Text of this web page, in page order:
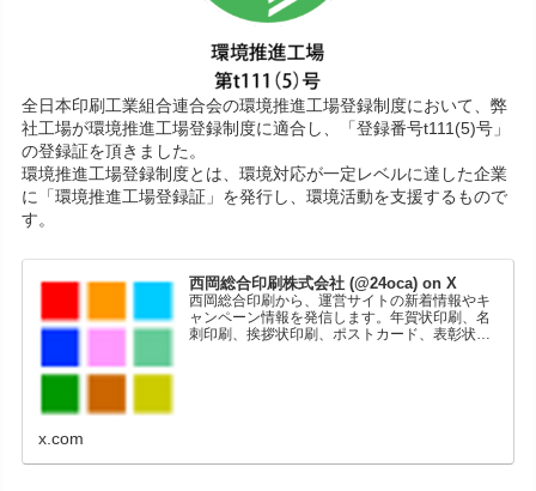
全日本印刷工業組合連合会の環境推進工場登録制度において、弊
社工場が環境推進工場登録制度に適合し、「登録番号t111(5)号」
の登録証を頂きました。
環境推進工場登録制度とは、環境対応が一定レベルに達した企業
に「環境推進工場登録証」を発行し、環境活動を支援するもので
す。
西岡総合印刷株式会社 (@24oca) on X
西岡総合印刷から、運営サイトの新着情報やキ
ャンペーン情報を発信します。年賀状印刷、名
刺印刷、挨拶状印刷、ポストカード、表彰状印
x.com